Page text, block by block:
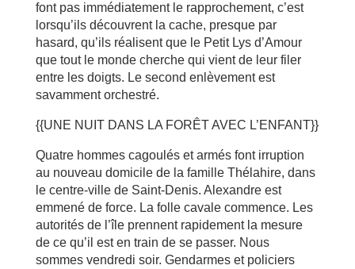
font pas immédiatement le rapprochement, c’est
lorsqu’ils découvrent la cache, presque par
hasard, qu’ils réalisent que le Petit Lys d’Amour
que tout le monde cherche qui vient de leur filer
entre les doigts. Le second enlèvement est
savamment orchestré.
{{UNE NUIT DANS LA FORÊT AVEC L’ENFANT}}
Quatre hommes cagoulés et armés font irruption
au nouveau domicile de la famille Thélahire, dans
le centre-ville de Saint-Denis. Alexandre est
emmené de force. La folle cavale commence. Les
autorités de l’île prennent rapidement la mesure
de ce qu’il est en train de se passer. Nous
sommes vendredi soir. Gendarmes et policiers